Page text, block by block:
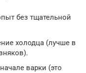
без тщательной
холодца (лучше в
варки (это